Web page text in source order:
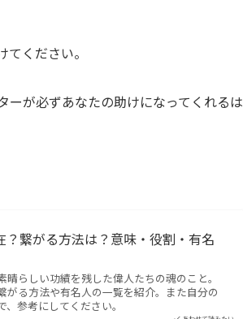
ください。
ーが必ずあなたの助けになってくれるは
繋がる方法は？意味・役割・有名
らしい功績を残した偉人たちの魂のこと。
る方法や有名人の一覧を紹介。また自分の
参考にしてください。